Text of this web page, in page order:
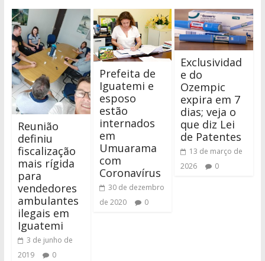
Reunião
definiu
fiscalização
mais rígida
para
vendedores
ambulantes
ilegais em
Iguatemi
3 de junho de
2019
0
Prefeita de
Iguatemi e
esposo
estão
internados
em
Umuarama
com
Coronavírus
30 de dezembro
de 2020
0
Exclusividad
e do
Ozempic
expira em 7
dias; veja o
que diz Lei
de Patentes
13 de março de
2026
0